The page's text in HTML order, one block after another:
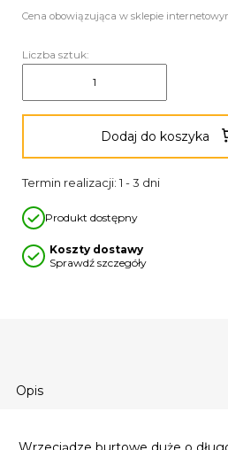
Opis
Cena obowiązująca w sklepie
Liczba sztuk:
Dodaj do koszyka
Termin realizacji: 1 - 3 dni
Produkt dostępny
Koszty dostawy
Sprawdź szczegóły